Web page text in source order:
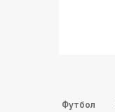
Футбол